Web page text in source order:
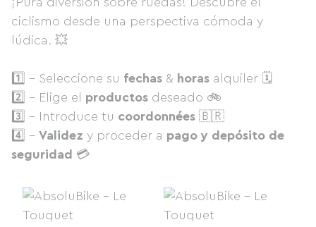
ciclismo desde una perspectiva cómoda y
lúdica. 💥
1️⃣ - Seleccione su fechas & horas alquiler 🗓
2️⃣ - Elige el productos deseado 🚲
3️⃣ - Introduce tu coordonnées 🇧🇷
4️⃣ - Validez y proceder a pago y depósito de
seguridad 💳